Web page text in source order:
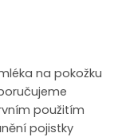
na pokožku
použitím
pojistky